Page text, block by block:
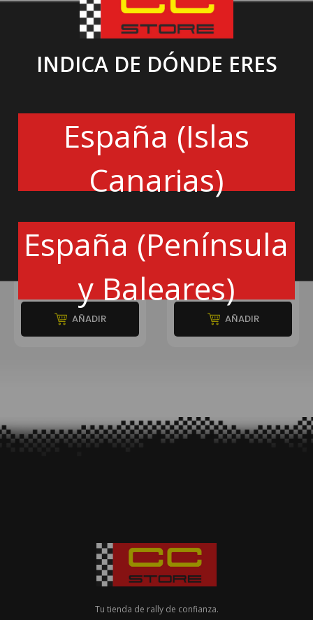
INDICA DE DÓNDE ERES
España (Islas
Canarias)
España (Península
y Baleares)
LIMITADOR DE RÉGIMEN OMEX
CONTROL
292€
AÑADIR
AUTOBLOCANTE OPEL CAJA F13
DESLIZAMIENTO LIMITADO QUIFE
1196€
AÑADIR
Tu tienda de rally de confianza.